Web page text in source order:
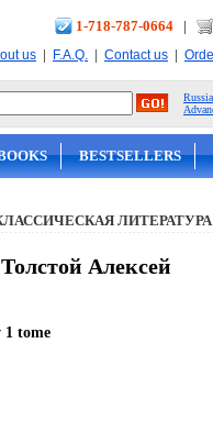
1-718-787-0664 |
us | F.A.Q. | Contact us |
BESTSELLERS
ЛИТЕРАТУРА
Алексей
1 tome